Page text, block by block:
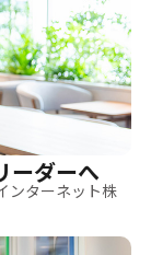
ーダーへ
ンターネット株